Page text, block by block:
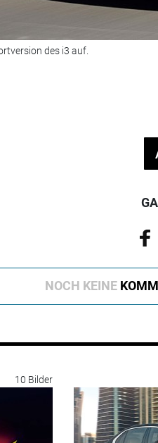
des i3 auf.
NOCH KEINE
10 Bilder